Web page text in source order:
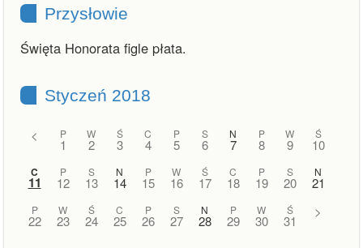
Przysłowie
Święta Honorata figle płata.
Styczeń 2018
< P
1
W
2
Ś
3
C
4
P
5
S
6
N
7
P
8
W
9
Ś
10
C
11
P
12
S
13
N
14
P
15
W
16
Ś
17
C
18
P
19
S
20
N
21
P
22
W
23
Ś
24
C
25
P
26
S
27
N
28
P
29
W
30
Ś
31
>